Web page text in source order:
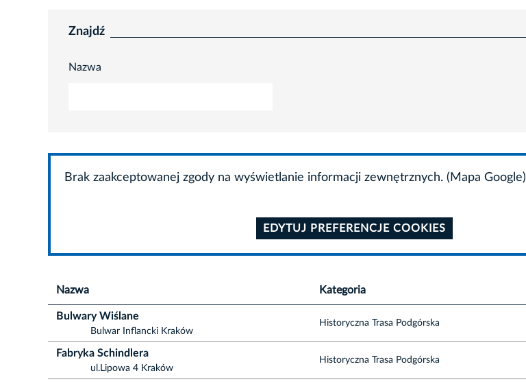
Znajdź
Nazwa
Brak zaakceptowanej zgody na wyświetlanie informacji zewnętrznych. (Mapa Google)
EDYTUJ PREFERENCJE COOKIES
Nazwa Kategoria
Bulwary Wiślane
Bulwar Inflancki Kraków
Historyczna Trasa Podgórska
Fabryka Schindlera
ul.Lipowa 4 Kraków
Historyczna Trasa Podgórska